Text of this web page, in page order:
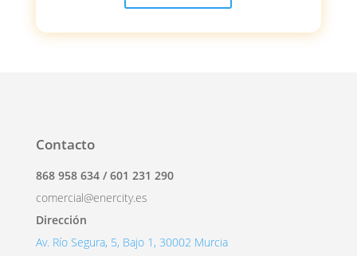
Contacto
868 958 634 / 601 231 290
comercial@enercity.es
Dirección
Av. Río Segura, 5, Bajo 1, 30002 Murcia